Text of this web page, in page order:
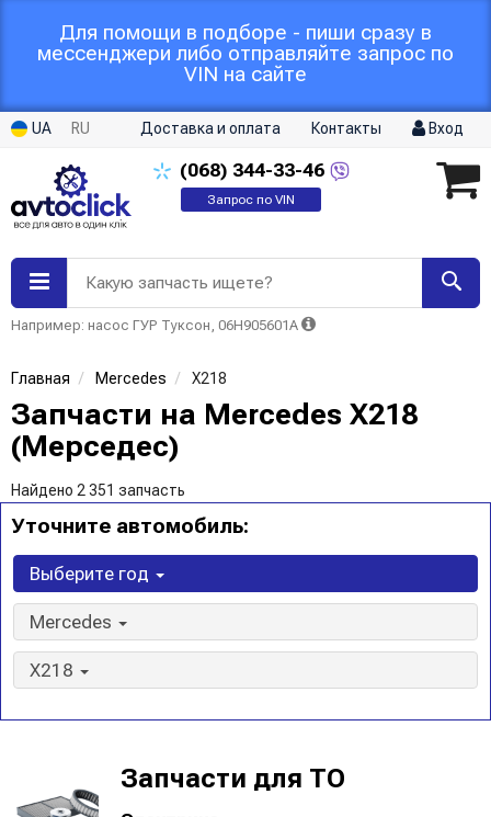
Для помощи в подборе - пиши сразу в
мессенджери либо отправляйте запрос по
VIN на сайте
UA RU Доставка и оплата Контакты Вход
(068) 344-33-46
Запрос по VIN
Какую запчасть ищете?
Например: насос ГУР Туксон, 06H905601A
Главная Mercedes X218
Запчасти на Mercedes X218
(Мерседес)
Найдено 2 351 запчасть
Уточните автомобиль:
Выберите год
Mercedes
X218
Запчасти для ТО